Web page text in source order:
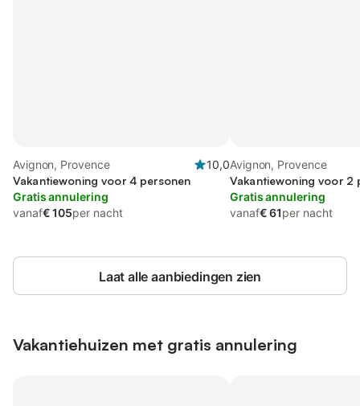
Avignon, Provence
10,0
Vakantiewoning voor 4 personen
Gratis annulering
vanaf€ 105per nacht
Avignon, Provence
Vakantiewoning voor 2
Gratis annulering
vanaf€ 61per nacht
Laat alle aanbiedingen zien
Vakantiehuizen met gratis annulering